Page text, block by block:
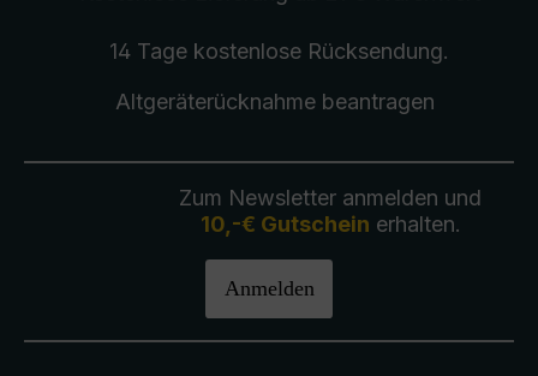
14 Tage kostenlose Rücksendung.
Altgeräterücknahmebeantragen
Zum Newsletter anmelden und
10,-€ Gutschein erhalten.
Anmelden